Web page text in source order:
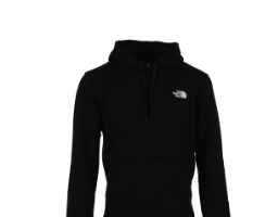
La parka The North Face W Padded Long
Parka allie style et protection contre le froid.
Avec son isolation [...]